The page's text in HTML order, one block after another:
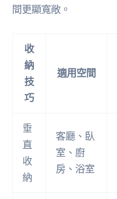
間更顯寬敞。
收
納
技
巧
適用空間
垂
直
收
納
客廳、臥
室、廚
房、浴室